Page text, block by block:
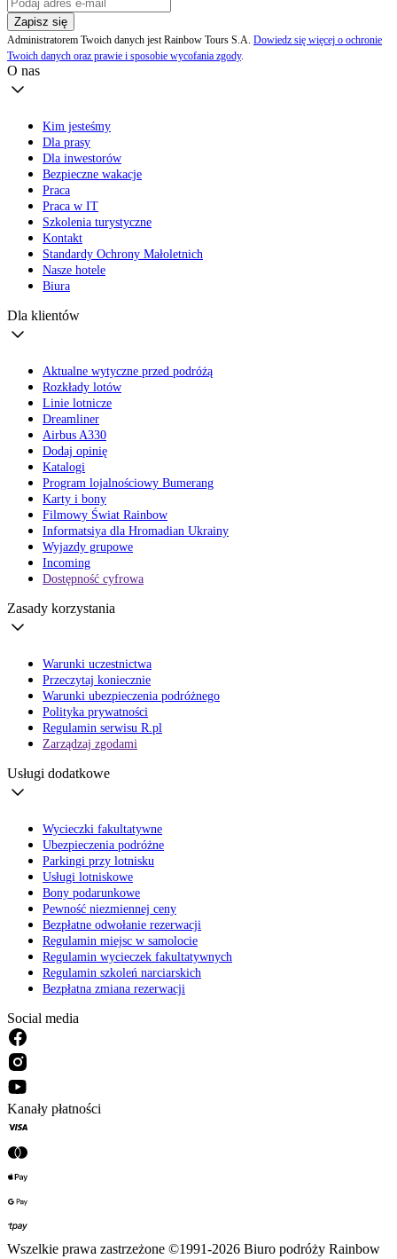
Zapisz się
Administratorem Twoich danych jest Rainbow Tours S.A. Dowiedz się więcej o ochronie
Twoich danych oraz prawie i sposobie wycofania zgody.
O nas
Kim jesteśmy
Dla prasy
Dla inwestorów
Bezpieczne wakacje
Praca
Praca w IT
Szkolenia turystyczne
Kontakt
Standardy Ochrony Małoletnich
Nasze hotele
Biura
Dla klientów
Aktualne wytyczne przed podróżą
Rozkłady lotów
Linie lotnicze
Dreamliner
Airbus A330
Dodaj opinię
Katalogi
Program lojalnościowy Bumerang
Karty i bony
Filmowy Świat Rainbow
Informatsiya dla Hromadian Ukrainy
Wyjazdy grupowe
Incoming
Dostępność cyfrowa
Zasady korzystania
Warunki uczestnictwa
Przeczytaj koniecznie
Warunki ubezpieczenia podróżnego
Polityka prywatności
Regulamin serwisu R.pl
Zarządzaj zgodami
Usługi dodatkowe
Wycieczki fakultatywne
Ubezpieczenia podróżne
Parkingi przy lotnisku
Usługi lotniskowe
Bony podarunkowe
Pewność niezmiennej ceny
Bezpłatne odwołanie rezerwacji
Regulamin miejsc w samolocie
Regulamin wycieczek fakultatywnych
Regulamin szkoleń narciarskich
Bezpłatna zmiana rezerwacji
Social media
Kanały płatności
Wszelkie prawa zastrzeżone ©1991-2026 Biuro podróży Rainbow